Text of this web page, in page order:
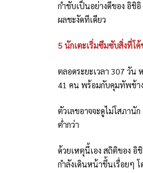
กำชับเป็นอย่างดีของ อิชิ
ผลชะงัดทีเดียว
5 นักเตะเริ่มซึมซับสิ่งที่โ
ตลอดระยะเวลา 307 วั
41 คน พร้อมกับคุมทัพช้า
ตัวเลขอาจจะดูไม่โสภา
ต่ำกว่า
ด้วยเหตุนี้เอง สถิติของ อิ
กำลังเดินหน้าขึ้นเรื่อยๆ